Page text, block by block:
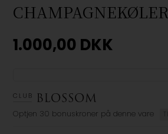
1.000,00 DKK
Optjen 30 bonuskroner på denne vare